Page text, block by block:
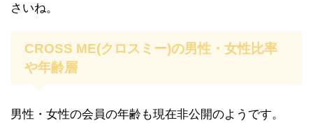
さいね。
CROSS ME(クロスミー)の男性・女性比率
や年齢層
男性・女性の会員の年齢も現在非公開のようです。